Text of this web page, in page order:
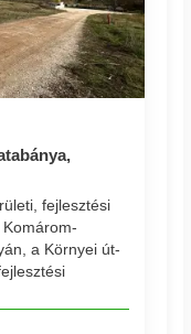
fejlesztési
a Környei út-